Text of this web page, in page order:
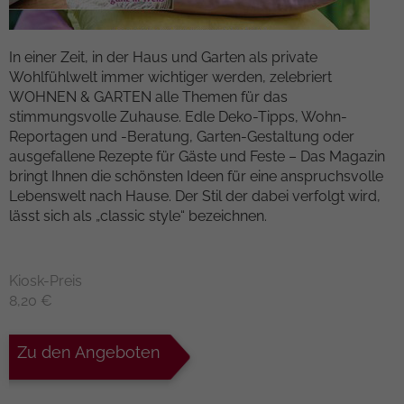
In einer Zeit, in der Haus und Garten als private
Wohlfühlwelt immer wichtiger werden, zelebriert
WOHNEN & GARTEN alle Themen für das
stimmungsvolle Zuhause. Edle Deko-Tipps, Wohn-
Reportagen und -Beratung, Garten-Gestaltung oder
ausgefallene Rezepte für Gäste und Feste – Das Magazin
bringt Ihnen die schönsten Ideen für eine anspruchsvolle
Lebenswelt nach Hause. Der Stil der dabei verfolgt wird,
lässt sich als „classic style“ bezeichnen.
Kiosk-Preis
8,20 €
Zu den Angeboten
Anbieter TYPO3
Laufzeit 1 Woche
Zweck
Dieses Cookie ist ein Standard-Session-
Cookie von TYPO3. Es speichert im Falle
eines Benutzer-Logins die Session-ID. So
kann der eingeloggte Benutzer
wiedererkannt werden und es wird ihm
Zugang zu geschützten Bereichen
gewährt.
Name
Laufzeit 1 Monat
Kampagnendaten zu berechnen und die
Analysebericht der Website zu verfolgen.
Die Cookies speichern Informationen
anonym und weisen eine randoly
generierte Nummer zu, um eindeutige
Besucher zu identifizieren.
Name _gid
um Informationen darüber zu speichern,
wie Besucher eine Website nutzen, und